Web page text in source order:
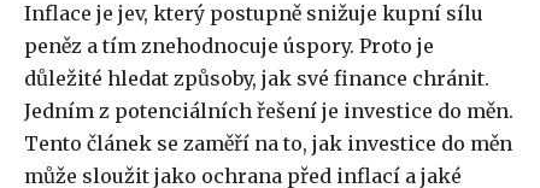
Inflace je jev, který postupně snižuje kupní sílu
peněz a tím znehodnocuje úspory. Proto je
důležité hledat způsoby, jak své finance chránit.
Jedním z potenciálních řešení je investice do měn.
Tento článek se zaměří na to, jak investice do měn
může sloužit jako ochrana před inflací a jaké